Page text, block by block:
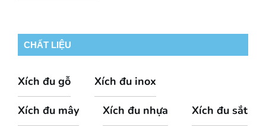
CHẤT LIỆU
Xích đu gỗ Xích đu inox
Xích đu mây Xích đu nhựa Xích đu sắt